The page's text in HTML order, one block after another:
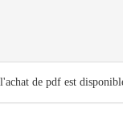
de pdf est